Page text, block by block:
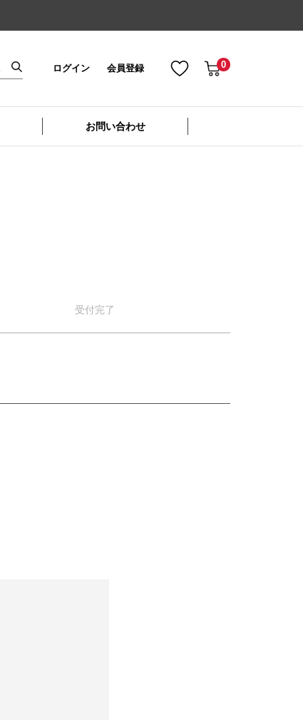
ログイン 会員登録 0
お問い合わせ
受付完了